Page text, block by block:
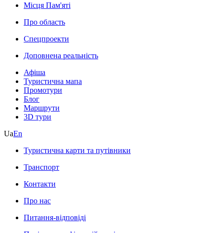
Місця Пам'яті
Про область
Спецпроекти
Доповнена реальність
Афіша
Туристична мапа
Промотури
Блог
Маршрути
3D тури
UaEn
Туристична карти та путівники
Транспорт
Контакти
Про нас
Питання-відповіді